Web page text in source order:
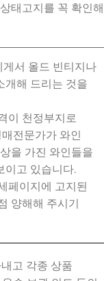
서 올드 빈티지나
개해 드리는 것을
이 천정부지로
전문가가 와인
을 가진 와인들을
이고 있습니다.
페이지에 고지된
양해해 주시기